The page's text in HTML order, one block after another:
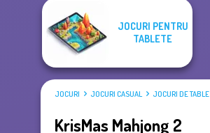
JOCURI PENTRU
TABLETE
JOCURI JOCURI CASUAL JOCURI DE TABLE
KrisMas Mahjong 2